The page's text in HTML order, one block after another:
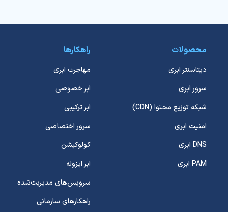
محصولات
دیتاسنتر ابری
سرور ابری
شبکه توزیع محتوا (CDN)
امنیت ابری
DNS ابری
PAM ابری
راهکارها
مهاجرت ابری
ابر خصوصی
ابر ترکیبی
سرور اختصاصی
کولوکیشن
ابر ایزوله
سرویس‌های مدیریت‌شده
راهکارهای سازمانی